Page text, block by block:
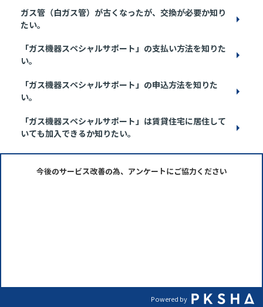
ガス管（白ガス管）が古くなったが、交換が必要か知り
たい。
「ガス機器スペシャルサポート」の支払い方法を知りた
い。
「ガス機器スペシャルサポート」の申込方法を知りた
い。
「ガス機器スペシャルサポート」は賃貸住宅に居住して
いても加入できるか知りたい。
今後のサービス改善の為、アンケートにご協力ください
Powered by